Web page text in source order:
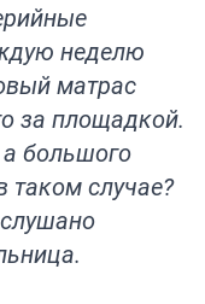
неделю
матрас
за площадкой.
большого
таком случае?